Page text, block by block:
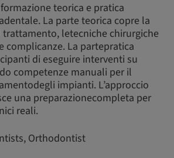
teorica e pratica
La parte teorica copre la
letecniche chirurgiche
complicanze. La partepratica
di eseguire interventi su
competenze manuali per il
impianti. L’approccio
una preparazionecompleta per
reali.
Orthodontist